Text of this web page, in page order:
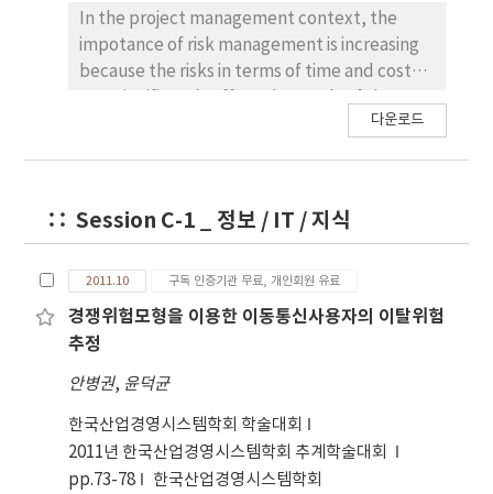
City project.
In the project management context, the
impotance of risk management is increasing
because the risks in terms of time and cost
project. In general, the management of
with monte-carlo simulation method.
constraints, which may be occurred during
the project execution, and cope with
uncertainty in the future. As these
are the crucial evaluation factor to the
project, they must be identified and
evaluated to manage the future project risk
before the project is started. This paper
다운로드
Session C-1 _ 정보 / IT / 지식
2011.10 구독 인증기관 무료, 개인회원 유료
경쟁위험모형을 이용한 이동통신사용자의 이탈위험
추정
안병권, 윤덕균
한국산업경영시스템학회 학술대회
2011년 한국산업경영시스템학회 추계학술대회
pp.73-78
한국산업경영시스템학회